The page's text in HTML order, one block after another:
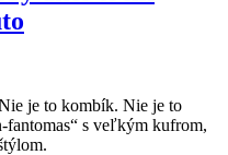
je to kombík. Nie je to
fantomas“ s veľkým kufrom,